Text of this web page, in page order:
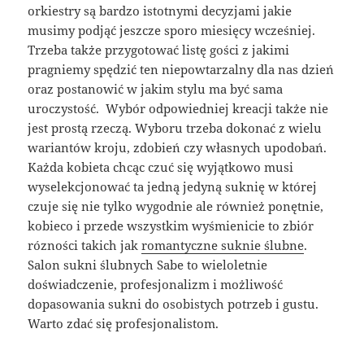
orkiestry są bardzo istotnymi decyzjami jakie
musimy podjąć jeszcze sporo miesięcy wcześniej.
Trzeba także przygotować listę gości z jakimi
pragniemy spędzić ten niepowtarzalny dla nas dzień
oraz postanowić w jakim stylu ma być sama
uroczystość. Wybór odpowiedniej kreacji także nie
jest prostą rzeczą. Wyboru trzeba dokonać z wielu
wariantów kroju, zdobień czy własnych upodobań.
Każda kobieta chcąc czuć się wyjątkowo musi
wyselekcjonować ta jedną jedyną suknię w której
czuje się nie tylko wygodnie ale również ponętnie,
kobieco i przede wszystkim wyśmienicie to zbiór
rózności takich jakromantyczne suknie ślubne.
Salon sukni ślubnych Sabe to wieloletnie
doświadczenie, profesjonalizm i możliwość
dopasowania sukni do osobistych potrzeb i gustu.
Warto zdać się profesjonalistom.